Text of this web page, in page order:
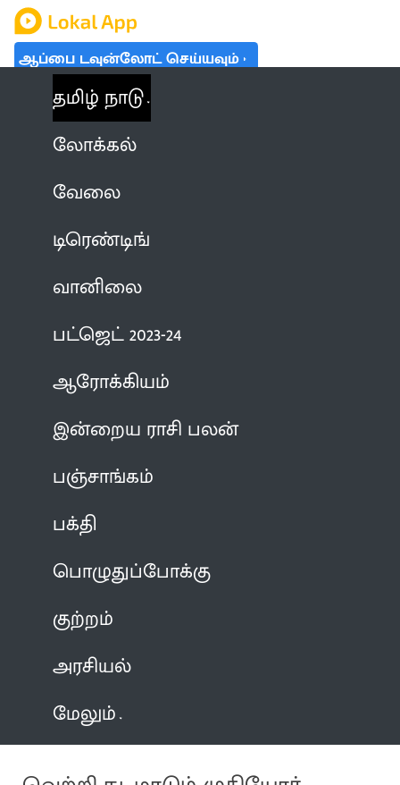
ஆப்பை டவுன்லோட் செய்யவும்
தமிழ் நாடு
லோக்கல்
வேலை
டிரெண்டிங்
வானிலை
பட்ஜெட் 2023-24
ஆரோக்கியம்
இன்றைய ராசி பலன்
பஞ்சாங்கம்
பக்தி
பொழுதுப்போக்கு
குற்றம்
அரசியல்
மேலும்